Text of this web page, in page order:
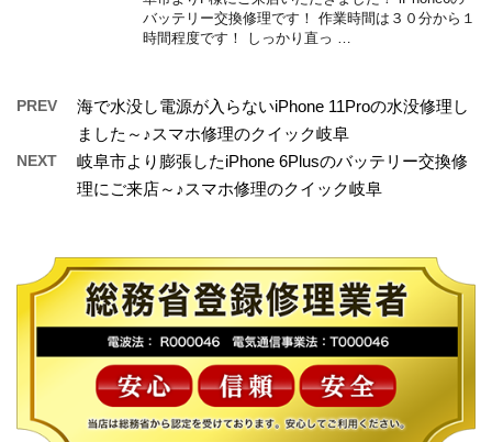
バッテリー交換修理です！ 作業時間は３０分から１
時間程度です！ しっかり直っ …
PREV
海で水没し電源が入らないiPhone 11Proの水没修理し
ました～♪スマホ修理のクイック岐阜
NEXT
岐阜市より膨張したiPhone 6Plusのバッテリー交換修
理にご来店～♪スマホ修理のクイック岐阜